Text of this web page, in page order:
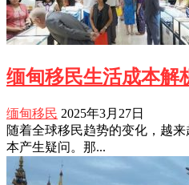
缅甸移民生活成本解
缅甸移民 2025年3月27日
随着全球移民趋势的变化，越
本产生疑问。那...